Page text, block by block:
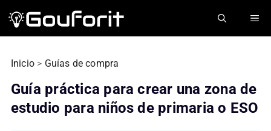
Inicio > Guías de compra
Guía práctica para crear una zona de
estudio para niños de primaria o ESO